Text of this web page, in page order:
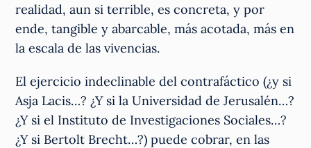
realidad, aun si terrible, es concreta, y por
ende, tangible y abarcable, más acotada, más en
la escala de las vivencias.
El ejercicio indeclinable del contrafáctico (¿y si
Asja Lacis…? ¿Y si la Universidad de Jerusalén…?
¿Y si el Instituto de Investigaciones Sociales…?
¿Y si Bertolt Brecht…?) puede cobrar, en las